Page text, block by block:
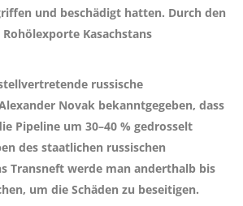
und beschädigt hatten. Durch den
Kasachstans
russische
Novak bekanntgegeben, dass
Pipeline um 30–40 % gedrosselt
des staatlichen russischen
Transneft werde man anderthalb bis
um die Schäden zu beseitigen.